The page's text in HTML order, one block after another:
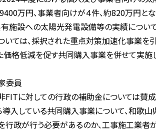
円、事業者向けが４件、約820万円とな
の太陽光発電設備等の実績については
採択された重点対策加速化事業を引き
減を促す共同購入事業を併せて実施し
員
しての行政の補助金については賛成
ている共同購入事業について、和歌山県
が行う必要があるのか、工事施工業者が